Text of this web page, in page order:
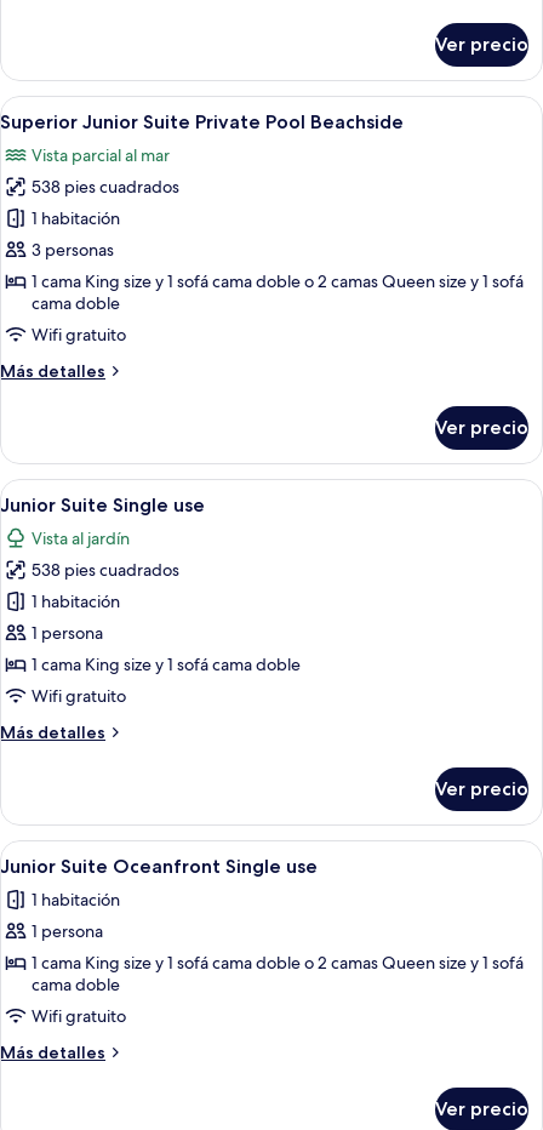
Private
Pool
Oceanfront
Ver precio
Abrir
todas
las
fotos
de
Superior
Junior
Suite
Private
Pool
Beachside
Zona junto a la piscina con
9
Superior Junior Suite Private Pool Beachside
Vista parcial al mar
538 pies cuadrados
1 habitación
3 personas
1 cama King size y 1 sofá cama doble o 2 camas Queen size y 1 sofá
cama doble
Wifi gratuito
Más detalles
Más
Junior
Suite
Private
Beachside
Ver precio
Abrir
todas
las
fotos
de
Junior
Suite
Single
Habitación de hotel con cama, dos
8
Junior Suite Single use
Vista al jardín
538 pies cuadrados
1 habitación
1 persona
1 cama King size y 1 sofá cama doble
Wifi gratuito
Más detalles
Más
Suite
Single
use
Ver precio
Abrir
todas
las
fotos
de
Junior
Suite
Oceanfront
Un dormitorio amplio con una cama
7
Junior Suite Oceanfront Single use
1 habitación
1 persona
1 cama King size y 1 sofá cama doble o 2 camas Queen size y 1 sofá
cama doble
Wifi gratuito
Más detalles
Más
Ver precio